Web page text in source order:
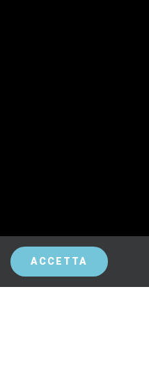
ACCETTA